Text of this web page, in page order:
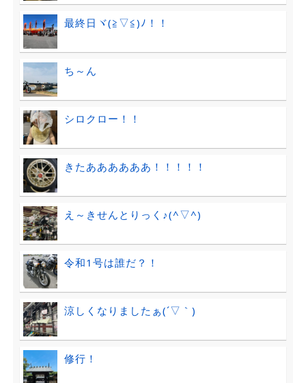
最終日ヾ(≧▽≦)ﾉ！！
ち～ん
シロクロー！！
きたああああああ！！！！！
え～きせんとりっく♪(^▽^)
令和1号は誰だ？！
涼しくなりましたぁ(´▽｀)
修行！